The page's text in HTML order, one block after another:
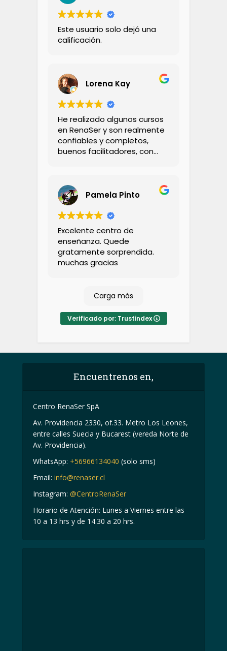
Este usuario solo dejó una
calificación.
Lorena Kay
He realizado algunos cursos
en RenaSer y son realmente
confiables y completos,
buenos facilitadores, con
Pamela Pinto
Excelente centro de
enseñanza. Quede
gratamente sorprendida.
muchas gracias
Carga más
Verificado por: Trustindex
Encuentrenos en,
Centro RenaSer SpA
Av. Providencia 2330, of.33. Metro Los Leones,
entre calles Suecia y Bucarest (vereda Norte de
Av. Providencia).
WhatsApp: +56966134040 (solo sms)
Email: info@renaser.cl
Instagram: @CentroRenaSer
Horario de Atención: Lunes a Viernes entre las
10 a 13 hrs y de 14.30 a 20 hrs.